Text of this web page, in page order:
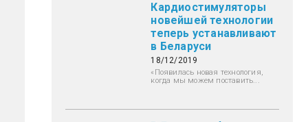
Кардиостимуляторы
новейшей технологии
теперь устанавливают
в Беларуси
18/12/2019
«Появилась новая технология,
когда мы можем поставить...